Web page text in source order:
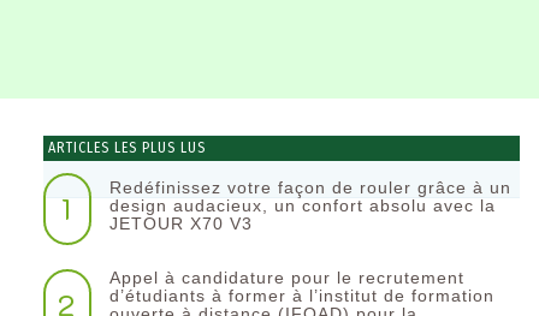
ARTICLES LES PLUS LUS
1
Redéfinissez votre façon de rouler grâce à un
design audacieux, un confort absolu avec la
JETOUR X70 V3
2
Appel à candidature pour le recrutement
d’étudiants à former à l’institut de formation